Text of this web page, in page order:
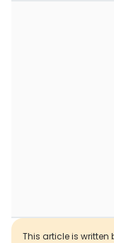
This article is